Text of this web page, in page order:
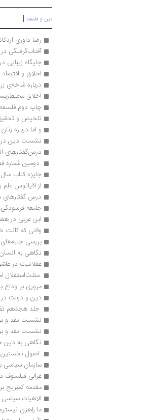
دین و فلسفه |
رضا داوری
آفتاب‌گرفتگی
جایگاه زیبایی
اخلاق و اقتصاد
درباره شاخه‌ی
اخلاق
چاپ دوم
تلخیص و تحقیق
و اما درباره
نشست دین در
درس‌گفتار‌های
دومین شماره
جایزه کتاب
از اقیانوس
درس گفتارهای
جامعه
ابن عربی در
وقتی که کانت
بررسی
نگاهی به
عقلانیت در
مثلث‌استقلال
مروری بر وداع
دین و دولت
جلد هجدهم
نشست نقد و
نشست نقد و
نگاهی به دین
اصول
سازمان سیاسی
غزالی فیلسوف
مقدمه کمبریج
الاهیات
ما راهزن